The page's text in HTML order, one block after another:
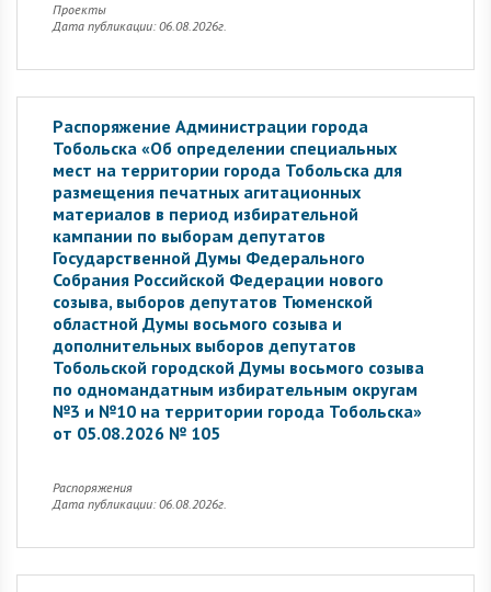
Проекты
Дата публикации: 06.08.2026г.
Распоряжение Администрации города
Тобольска «Об определении специальных
мест на территории города Тобольска для
размещения печатных агитационных
материалов в период избирательной
кампании по выборам депутатов
Государственной Думы Федерального
Собрания Российской Федерации нового
созыва, выборов депутатов Тюменской
областной Думы восьмого созыва и
дополнительных выборов депутатов
Тобольской городской Думы восьмого созыва
по одномандатным избирательным округам
№3 и №10 на территории города Тобольска»
от 05.08.2026 № 105
Распоряжения
Дата публикации: 06.08.2026г.